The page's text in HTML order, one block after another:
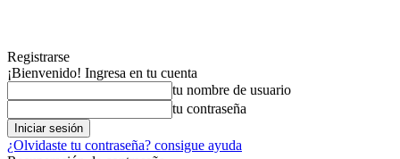
Registrarse
¡Bienvenido! Ingresa en tu cuenta
tu nombre de usuario
tu contraseña
¿Olvidaste tu contraseña? consigue ayuda